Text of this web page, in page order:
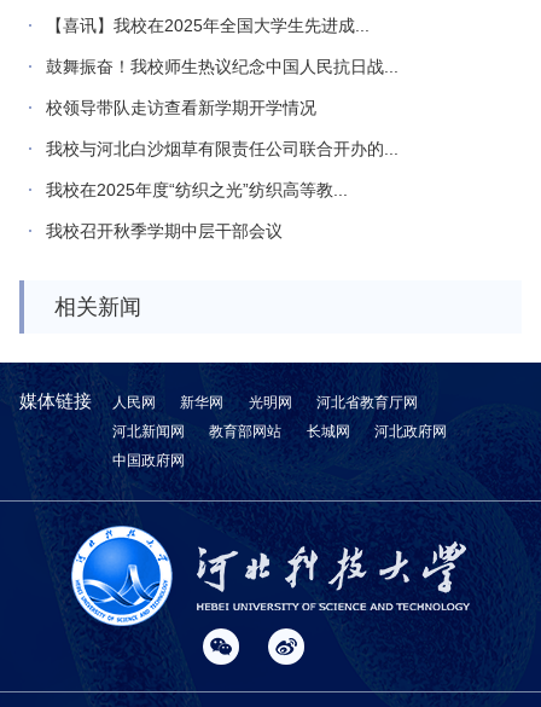
【喜讯】我校在2025年全国大学生先进成...
鼓舞振奋！我校师生热议纪念中国人民抗日战...
校领导带队走访查看新学期开学情况
我校与河北白沙烟草有限责任公司联合开办的...
我校在2025年度“纺织之光”纺织高等教...
我校召开秋季学期中层干部会议
相关新闻
媒体链接 人民网 新华网 光明网
河北省教育厅网
河北新闻网
教育部网站 长城网
河北政府网
中国政府网